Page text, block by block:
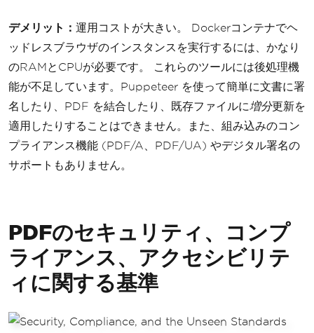
デメリット： 運用コストが大きい。 Dockerコンテナでヘ
ッドレスブラウザのインスタンスを実行するには、かなり
のRAMとCPUが必要です。 これらのツールには後処理機
能が不足しています。Puppeteer を使って簡単に文書に署
名したり、PDF を結合したり、既存ファイルに増分更新を
適用したりすることはできません。また、組み込みのコン
プライアンス機能 (PDF/A、PDF/UA) やデジタル署名の
サポートもありません。
PDFのセキュリティ、コンプ
ライアンス、アクセシビリテ
ィに関する基準